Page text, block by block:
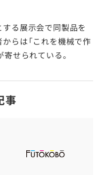
る展示会で同製品を
らは「これを機械で作
せられている。
事